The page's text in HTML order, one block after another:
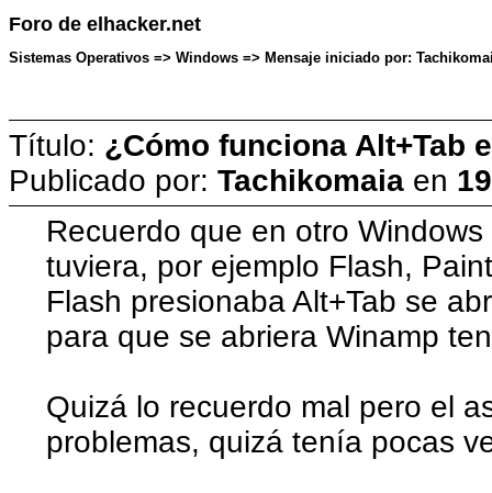
Foro de elhacker.net
Sistemas Operativos => Windows => Mensaje iniciado por:
Título: ¿Cómo funciona Alt+Tab
Publicado por: Tachikomaia en
Recuerdo que en otro
tuviera, por ejemplo Flash,
Flash presionaba Alt+Tab se
para que se abriera Winamp
Quizá lo recuerdo mal pero el
problemas, quizá tenía pocas